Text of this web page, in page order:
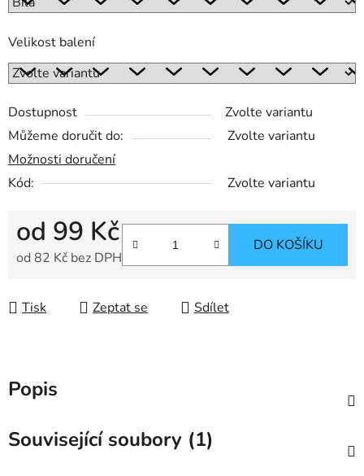
Velikost balení
Dostupnost
Zvolte variantu
Můžeme doručit do:
Zvolte variantu
Možnosti doručení
Kód:
Zvolte variantu
od 99 Kč
od 82 Kč bez DPH
DO KOŠÍKU
Tisk Zeptat se Sdílet
Popis
Související soubory (1)